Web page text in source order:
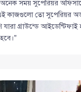
সময় সুপেরিয়র
কাজগুলো তো সুপেরিয়র
যারা গ্রাউন্ডে